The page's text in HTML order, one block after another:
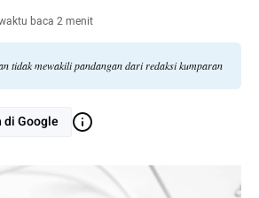
baca 2 menit
tidak mewakili pandangan dari redaksi kumparan
Google